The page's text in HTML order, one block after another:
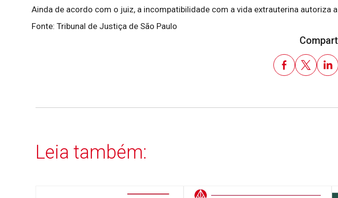
Ainda de acordo com o juiz, a incompatibilidade com a vida extrauterina autoriza
Fonte: Tribunal de Justiça de São Paulo
Leia também: